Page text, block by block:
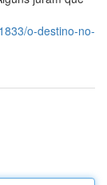
o-destino-no-